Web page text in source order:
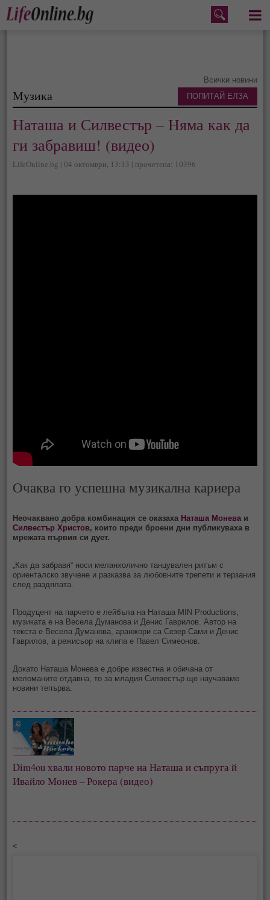
Меню
Всички новини
Музика
Наташа и Силвестър – Няма как да
ги забравиш! (видео)
LifeOnline.bg | 04 октомври, 13:13 | прочетена: 10396
Очаква го успешна музикална кариера
Неочаквано добра комбинация се оказаха Наташа Моневаи
Силвестър Христов, които преди броени дни публикуваха в
мрежата първия си дует.
„Как да забравя“ носи меланхолично танцувален ритъм с
ориенталско звучене и разказва за любовните трепети и терзания
след раздялата.
Продуцент на парчето е лейбъла на Наташа MIN Productions,
музиката е на Весела Думанова и Денис Гаврилов. Автор на
текста е Весела Думанова, аранжори са Сезер Сами и Денис
Гаврилов, а режисьор на клипа е Павел Симеонов.
Докато Наташа Монева е добре известна и обичана от
меломаните отдавна, то за младия Силвестър ще научаваме
новини тепърва.
Dim4ou хвали новото парче на Наташа и съпруга й
Ивайло Монев – Рокера (видео)
<
ПОПИТАЙ ЕЛЗА